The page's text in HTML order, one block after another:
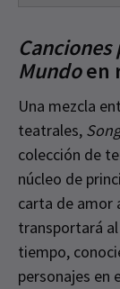
Mundoen
Una mezcla
teatrales,
colección de
núcleo de
carta de amor
transportará
tiempo,
personajes en